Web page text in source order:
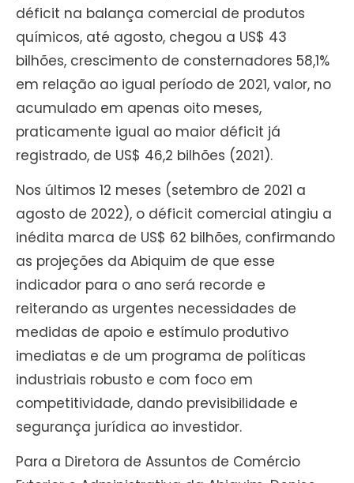
déficit na balança comercial de produtos
químicos, até agosto, chegou a US$ 43
bilhões, crescimento de consternadores 58,1%
em relação ao igual período de 2021, valor, no
acumulado em apenas oito meses,
praticamente igual ao maior déficit já
registrado, de US$ 46,2 bilhões (2021).
Nos últimos 12 meses (setembro de 2021 a
agosto de 2022), o déficit comercial atingiu a
inédita marca de US$ 62 bilhões, confirmando
as projeções da Abiquim de que esse
indicador para o ano será recorde e
reiterando as urgentes necessidades de
medidas de apoio e estímulo produtivo
imediatas e de um programa de políticas
industriais robusto e com foco em
competitividade, dando previsibilidade e
segurança jurídica ao investidor.
Para a Diretora de Assuntos de Comércio